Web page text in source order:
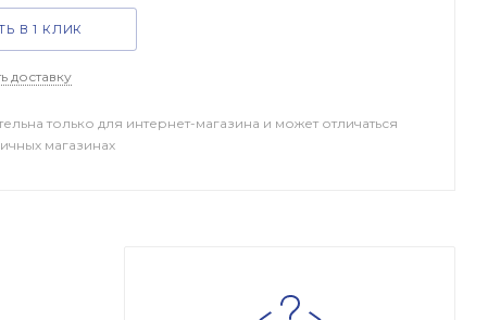
В 1 КЛИК
доставку
только для интернет-магазина и может отличаться
магазинах